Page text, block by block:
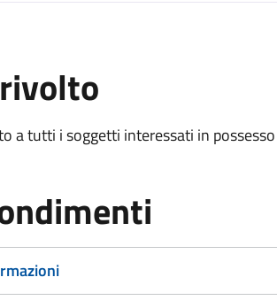
a tutti i soggetti interessati in